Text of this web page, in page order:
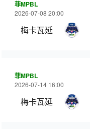
菲MPBL
2026-07-08 20:00
梅卡瓦延
菲MPBL
2026-07-14 16:00
梅卡瓦延